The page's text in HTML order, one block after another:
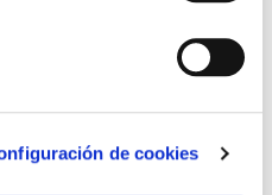
de cookies
18x19 mm ironside